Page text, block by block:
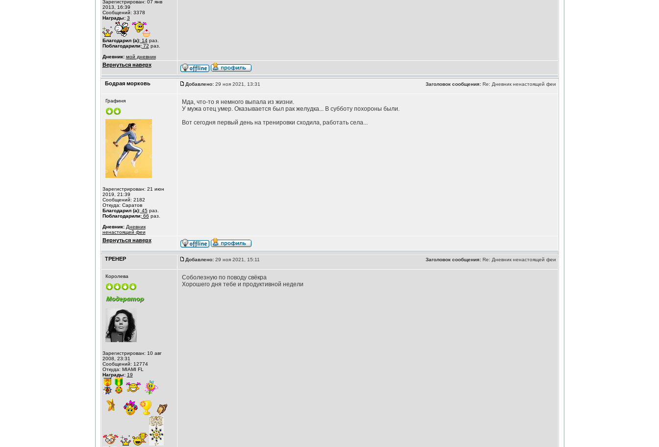
Зарегистрирован: 07 янв
2013, 16:39
Сообщений: 3378
Награды: 3
Благодарил (а):14раз.
Поблагодарили:72 раз.
Дневник: мой дневник
Вернуться наверх
Бодрая морковь Заголовок сообщения:Re: Дневник ненастоящей феи
Добавлено:29 ноя 2021, 13:31
Графиня
Зарегистрирован: 21 июн
2019, 21:39
Сообщений: 2182
Откуда: Саратов
Благодарил (а):45раз.
Поблагодарили:66 раз.
Дневник: Дневник
ненастоящей феи
Мда, что-то я немного выпала из жизни.
У мужа отец умер. Оказывается был рак желудка... В субботу похороны были.
Вот сегодня первый день на тренировки сходила, работать села...
Вернуться наверх
ТРЕНЕР Заголовок сообщения:Re: Дневник ненастоящей феи
Добавлено:29 ноя 2021, 15:11
Королева
Зарегистрирован: 10 авг
2008, 23:31
Сообщений: 12774
Откуда: MIAMI FL
Награды: 19
Соболезную по поводу свёкра
Хорошего дня тебе и продуктивной недели